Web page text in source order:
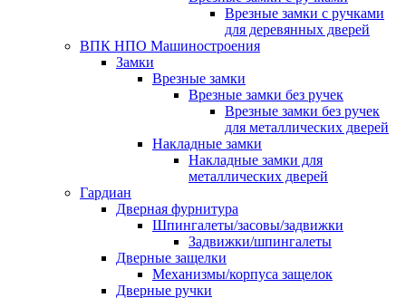
Врезные замки с ручками
для деревянных дверей
ВПК НПО Машиностроения
Замки
Врезные замки
Врезные замки без ручек
Врезные замки без ручек
для металлических дверей
Накладные замки
Накладные замки для
металлических дверей
Гардиан
Дверная фурнитура
Шпингалеты/засовы/задвижки
Задвижки/шпингалеты
Дверные защелки
Механизмы/корпуса защелок
Дверные ручки